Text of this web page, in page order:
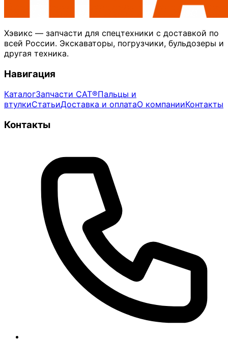
Хэвикс — запчасти для спецтехники с доставкой по
всей России. Экскаваторы, погрузчики, бульдозеры и
другая техника.
Навигация
КаталогЗапчасти CAT®Пальцы и
втулкиСтатьиДоставка и оплатаО компанииКонтакты
Контакты